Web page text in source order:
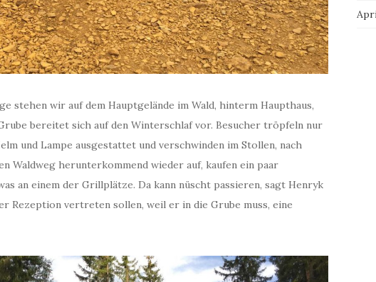
stehen wir auf dem Hauptgelände im Wald, hinterm Haupthaus,
bereitet sich auf den Winterschlaf vor. Besucher tröpfeln nur
und Lampe ausgestattet und verschwinden im Stollen, nach
Waldweg herunterkommend wieder auf, kaufen ein paar
an einem der Grillplätze. Da kann nüscht passieren, sagt Henryk
Rezeption vertreten sollen, weil er in die Grube muss, eine